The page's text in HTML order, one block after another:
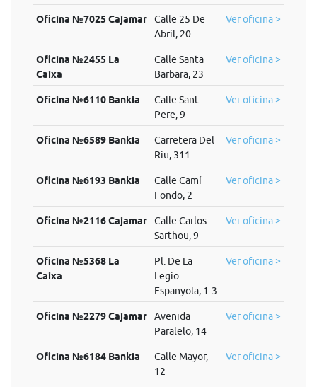
Oficina №7025 Cajamar
Calle 25 De
Abril, 20
Ver oficina >
Oficina №2455 La
Caixa
Calle Santa
Barbara, 23
Ver oficina >
Oficina №6110 Bankia
Calle Sant
Pere, 9
Ver oficina >
Oficina №6589 Bankia
Carretera Del
Riu, 311
Ver oficina >
Oficina №6193 Bankia
Calle Camí
Fondo, 2
Ver oficina >
Oficina №2116 Cajamar
Calle Carlos
Sarthou, 9
Ver oficina >
Oficina №5368 La
Caixa
Pl. De La
Legio
Espanyola, 1-3
Ver oficina >
Oficina №2279 Cajamar
Avenida
Paralelo, 14
Ver oficina >
Oficina №6184 Bankia
Calle Mayor,
12
Ver oficina >